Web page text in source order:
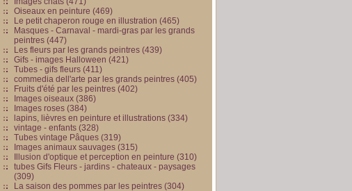
Oiseaux en peinture (469)
Le petit chaperon rouge en illustration (465)
Masques - Carnaval - mardi-gras par les grands
peintres (447)
Les fleurs par les grands peintres (439)
Gifs - images Halloween (421)
Tubes - gifs fleurs (411)
commedia dell'arte par les grands peintres (405)
Fruits d'été par les peintres (402)
Images oiseaux (386)
Images roses (384)
lapins, lièvres en peinture et illustrations (334)
vintage - enfants (328)
Tubes vintage Pâques (319)
Images animaux sauvages (315)
Illusion d'optique et perception en peinture (310)
tubes Gifs Fleurs - jardins - chateaux - paysages
(309)
La saison des pommes par les peintres (304)